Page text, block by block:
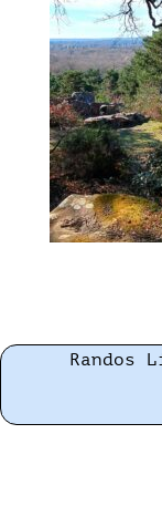
Randos